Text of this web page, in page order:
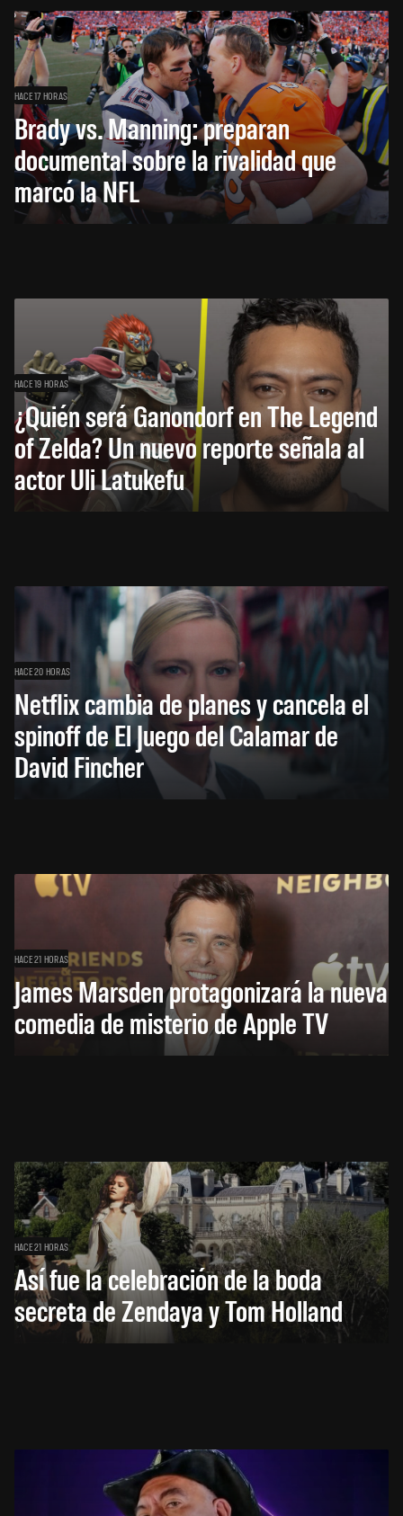
HACE 17 HORAS
Brady vs. Manning: preparan
documental sobre la rivalidad que
marcó la NFL
HACE 19 HORAS
¿Quién será Ganondorf en The Legend
of Zelda? Un nuevo reporte señala al
actor Uli Latukefu
HACE 20 HORAS
Netflix cambia de planes y cancela el
spinoff de El Juego del Calamar de
David Fincher
HACE 21 HORAS
James Marsden protagonizará la nueva
comedia de misterio de Apple TV
HACE 21 HORAS
Así fue la celebración de la boda
secreta de Zendaya y Tom Holland